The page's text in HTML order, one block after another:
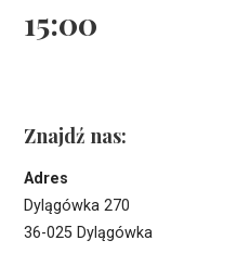
15:00
Znajdź nas:
Adres
Dylągówka 270
36-025 Dylągówka